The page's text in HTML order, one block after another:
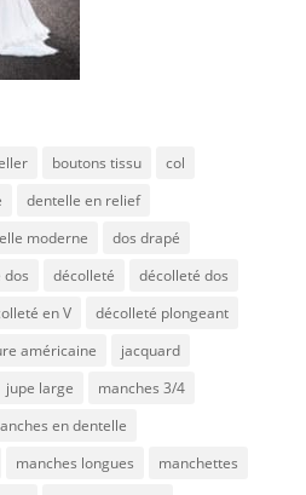
boutons tissu
col
dentelle en relief
moderne
dos drapé
dos décolleté
décolleté dos
en V
décolleté plongeant
américaine
jacquard
jupe large
manches 3/4
en dentelle
manches longues
manchettes